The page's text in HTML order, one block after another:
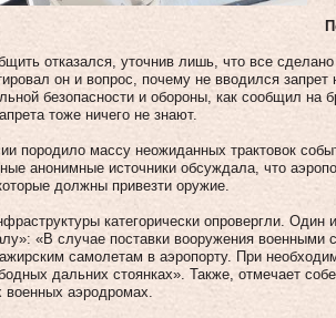
отказался, уточнив лишь, что все
он и вопрос, почему не вводился запрет
безопасности и обороны, как сообщил на
тоже ничего не знают.
породило массу неожиданных трактовок
анонимные источники обсуждала, что
должны привезти оружие.
категорически опровергли. Один
«В случае поставки вооружения военными
самолетам в аэропорту. При
дальних стоянках». Также, отмечает
военных аэродромах.